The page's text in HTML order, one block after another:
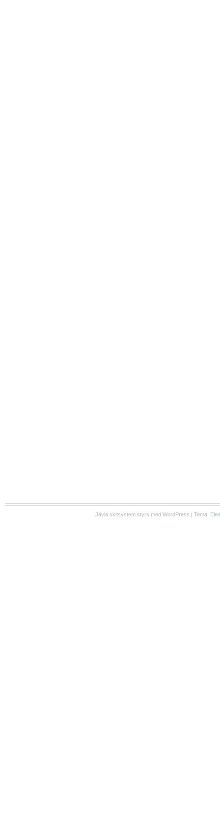
Jävla skitsystem styrs med WordPress | Tema: